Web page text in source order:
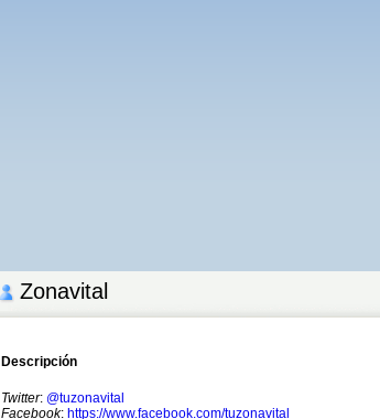
Zonavital
Descripción
Twitter: @tuzonavital
Facebook: https://www.facebook.com/tuzonavital